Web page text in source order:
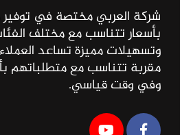
شركة العربي مختصة في توفير
بأسعار تتناسب مع مختلف
وتسهيلات مميزة تساعد
مقربة تتناسب مع متطلباتهم
وفي وقت قياسي.